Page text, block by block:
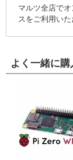
マルツ全店で
スをご利用いた
よく一緒に